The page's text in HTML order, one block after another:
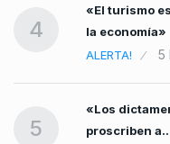
4
«El turismo
la economía»
ALERTA!
5
5
«Los
proscriben